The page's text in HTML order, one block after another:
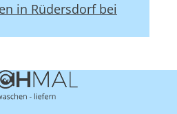
in Rüdersdorf bei